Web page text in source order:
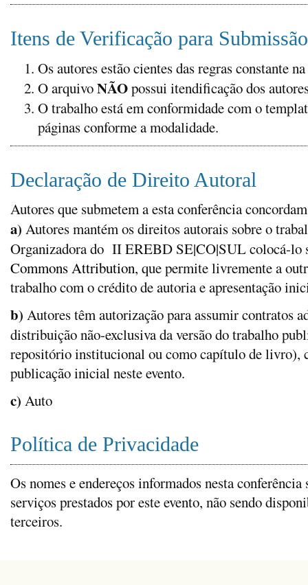
Itens de Verificação para Submissão
Os autores estão cientes das regras constante
O arquivoNÃOpossui itendificação dos
O trabalho está em conformidade com o
páginas conforme a modalidade.
Declaração de Direito Autoral
Autores que submetem a esta conferência
a) Autores mantém os direitos autorais sobre o
Organizadora do II EREBD SE|CO|SUL colocá-lo
Commons Attribution, que permite livremente a
trabalho com o crédito de autoria e apresentação
b) Autores têm autorização para assumir contratos
distribuição não-exclusiva da versão do trabalho
repositório institucional ou como capítulo de livro),
publicação inicial neste evento.
c) Auto
Política de Privacidade
Os nomes e endereços informados nesta
serviços prestados por este evento, não sendo
terceiros.